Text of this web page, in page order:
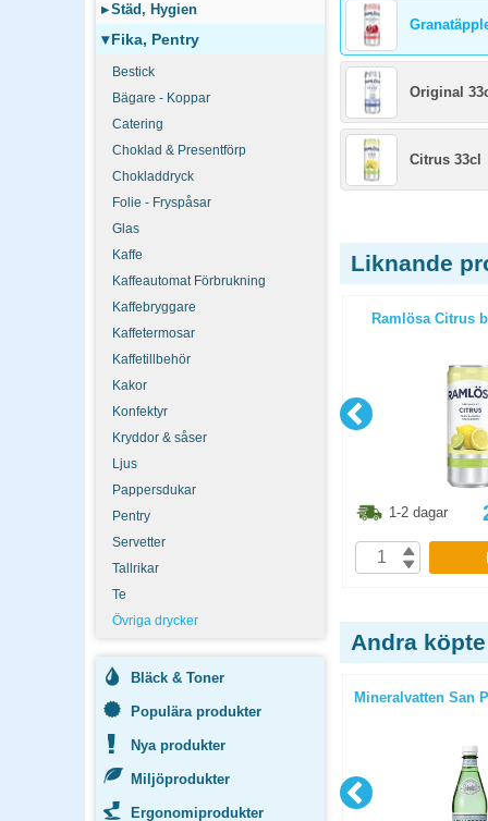
▸Städ, Hygien
▾Fika, Pentry
Bestick
Bägare - Koppar
Catering
Choklad & Presentförp
Chokladdryck
Folie - Fryspåsar
Glas
Kaffe
Kaffeautomat Förbrukning
Kaffebryggare
Kaffetermosar
Kaffetillbehör
Kakor
Konfektyr
Kryddor & såser
Ljus
Pappersdukar
Pentry
Servetter
Tallrikar
Te
Övriga drycker
Bläck & Toner
Populära produkter
Nya produkter
Miljöprodukter
Ergonomiprodukter
Original
Citrus 33cl
Liknande
Suketter 500x2st/fp
1-2 dagar
Ramlösa Citrus
1-2 dagar
Andra
Mineralvatten San